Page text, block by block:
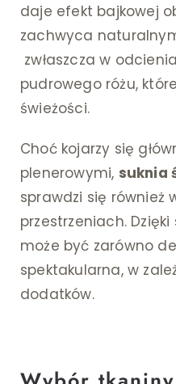
daje efekt bajkowej
zachwyca
zwłaszcza w
pudrowego różu,
świeżości.
Choć kojarzy się
plenerowymi, suknia
sprawdzi się również
przestrzeniach.
może być zarówno
spektakularna, w
dodatków.